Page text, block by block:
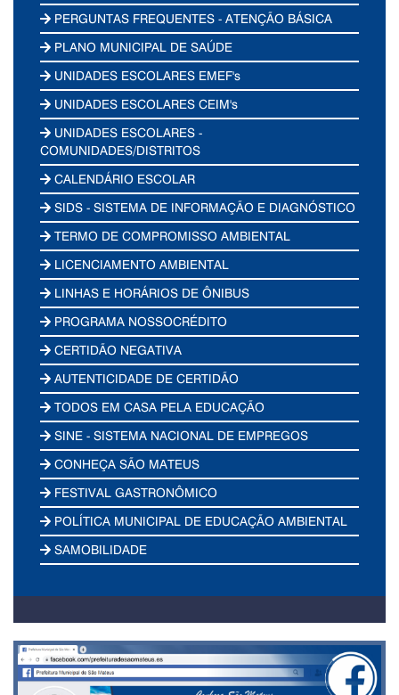
PERGUNTAS FREQUENTES - ATENÇÃO BÁSICA
PLANO MUNICIPAL DE SAÚDE
UNIDADES ESCOLARES EMEF's
UNIDADES ESCOLARES CEIM's
UNIDADES ESCOLARES -
COMUNIDADES/DISTRITOS
CALENDÁRIO ESCOLAR
SIDS - SISTEMA DE INFORMAÇÃO E DIAGNÓSTICO
TERMO DE COMPROMISSO AMBIENTAL
LICENCIAMENTO AMBIENTAL
LINHAS E HORÁRIOS DE ÔNIBUS
PROGRAMA NOSSOCRÉDITO
CERTIDÃO NEGATIVA
AUTENTICIDADE DE CERTIDÃO
TODOS EM CASA PELA EDUCAÇÃO
SINE - SISTEMA NACIONAL DE EMPREGOS
CONHEÇA SÃO MATEUS
FESTIVAL GASTRONÔMICO
POLÍTICA MUNICIPAL DE EDUCAÇÃO AMBIENTAL
SAMOBILIDADE